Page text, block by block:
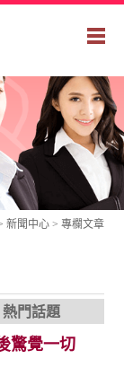
新聞中心 > 專欄文章
熱門話題
驚覺一切